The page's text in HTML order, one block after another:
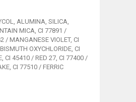
ALUMINA, SILICA,
MICA, CI 77891 /
/ MANGANESE VIOLET, CI
OXYCHLORIDE, CI
CI 45410 / RED 27, CI 77400 /
CI 77510 / FERRIC